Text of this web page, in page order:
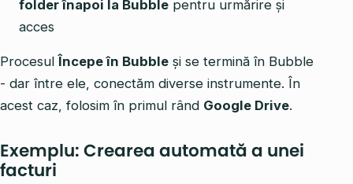
folder înapoi la Bubblepentru urmărire și
acces
ProcesulÎncepe în Bubble și se termină în Bubble
- dar între ele, conectăm diverse instrumente. În
acest caz, folosim în primul rând Google Drive.
Exemplu: Crearea automată a unei
facturi